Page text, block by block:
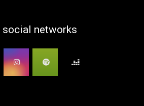
social networks